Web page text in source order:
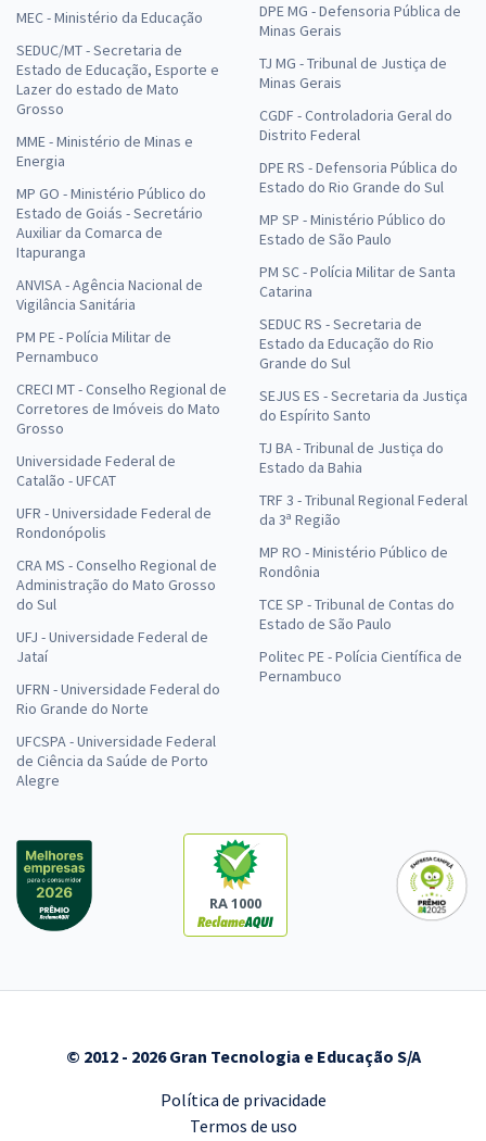
MEC - Ministério da Educação
SEDUC/MT - Secretaria de
Estado de Educação, Esporte e
Lazer do estado de Mato
Grosso
MME - Ministério de Minas e
Energia
MP GO - Ministério Público do
Estado de Goiás - Secretário
Auxiliar da Comarca de
Itapuranga
ANVISA - Agência Nacional de
Vigilância Sanitária
PM PE - Polícia Militar de
Pernambuco
CRECI MT - Conselho Regional de
Corretores de Imóveis do Mato
Grosso
Universidade Federal de
Catalão - UFCAT
UFR - Universidade Federal de
Rondonópolis
CRA MS - Conselho Regional de
Administração do Mato Grosso
do Sul
UFJ - Universidade Federal de
Jataí
UFRN - Universidade Federal do
Rio Grande do Norte
UFCSPA - Universidade Federal
de Ciência da Saúde de Porto
Alegre
DPE MG - Defensoria Pública de
Minas Gerais
TJ MG - Tribunal de Justiça de
Minas Gerais
CGDF - Controladoria Geral do
Distrito Federal
DPE RS - Defensoria Pública do
Estado do Rio Grande do Sul
MP SP - Ministério Público do
Estado de São Paulo
PM SC - Polícia Militar de Santa
Catarina
SEDUC RS - Secretaria de
Estado da Educação do Rio
Grande do Sul
SEJUS ES - Secretaria da Justiça
do Espírito Santo
TJ BA - Tribunal de Justiça do
Estado da Bahia
TRF 3 - Tribunal Regional Federal
da 3ª Região
MP RO - Ministério Público de
Rondônia
TCE SP - Tribunal de Contas do
Estado de São Paulo
Politec PE - Polícia Científica de
Pernambuco
RA 1000
© 2012 - 2026 Gran Tecnologia e Educação S/A
Política de privacidade
Termos de uso